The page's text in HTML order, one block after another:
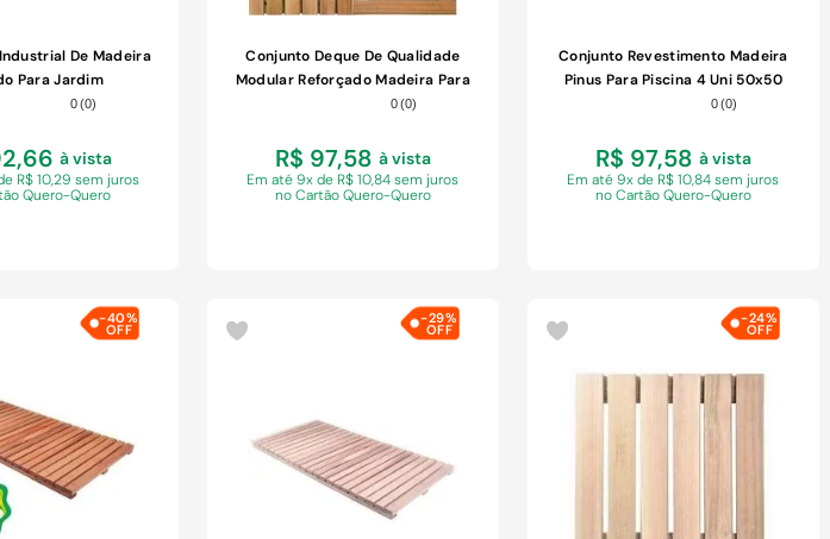
De Madeira
Para Jardim
0(0)
à vista
R$ 10,29 sem juros
Quero-Quero
Conjunto Deque De Qualidade
Modular Reforçado Madeira Para
0(0)
R$ 97,58 à vista
Ematé 9x de R$ 10,84 sem juros
no Cartão Quero-Quero
Conjunto Revestimento Madeira
Pinus Para Piscina 4 Uni 50x50
0(0)
R$ 97,58 à vista
Ematé 9x de R$ 10,84 sem juros
no Cartão Quero-Quero
COMPRAR
-40% -29% -24%